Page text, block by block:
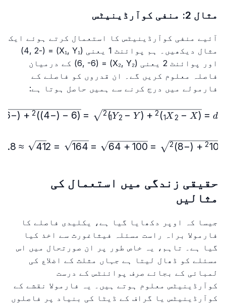
مثال 2: منفی کوآرڈینیٹس
آئیے منفی کوآرڈینیٹس کا استعمال کرتے ہوئے ایک
مثال دیکھیں۔ ہم پوائنٹ 1 یعنی (X₁, Y₁) = (-4, 2)
اور پوائنٹ 2 یعنی (X₂, Y₂) = (6, -6) کے درمیان
فاصلہ معلوم کریں گے۔ ان قدروں کو فاصلے کے
فارمولے میں درج کرنے سے ہمیں حاصل ہوتا ہے:
8)^2} d
=
(
X 2 − X
1
)
2
+
(
Y 2 − Y
1
)
2
=
(
6
−
(
−
4
)
)
2
+
(
−
6
\sqrt{10^2+(-8)^2}=\sqrt{100+64}=\sqrt{164}=2\sqrt{41}\approx 12.8 10
2
+
(
−
8
)
2
=
100
+
64
=
164
=
2
41
≈
حقیقی زندگی میں استعمال کی
مثالیں
جیسا کہ اوپر دکھایا گیا ہے، یکلیدی فاصلے کا
فارمولا براہ راست مسئلہ فیثاغورث سے اخذ کیا
گیا ہے۔ تاہم، یہ خاص طور پر ان صورتحال میں اس
مسئلے کو ڈھال لیتا ہے جہاں مثلث کے اضلاع کی
لمبائی کے بجائے صرف پوائنٹس کے درست
کوآرڈینیٹس معلوم ہوتے ہیں۔ یہ فارمولا نقشے کے
کوآرڈینیٹس یا گراف کے ڈیٹا کی بنیاد پر فاصلوں